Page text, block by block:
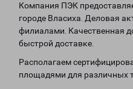
Компания ПЭК
городе Власиха. Деловая
филиалами. Качественная
быстрой доставке.
Располагаем
площадями для различных